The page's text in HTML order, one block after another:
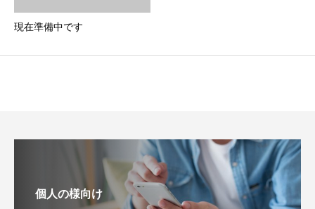
現在準備中です
個人の様向け